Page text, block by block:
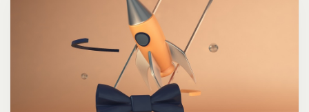
многостраничных отчетов используют трендовые
дашборды на слайдах или динамические – на
электронных платформах. Особенно часто их
используют на скрам-встречах участников
проектной команды.